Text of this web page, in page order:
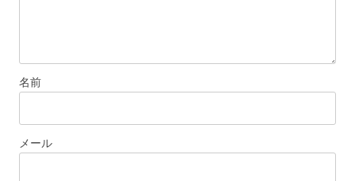
名前
メール